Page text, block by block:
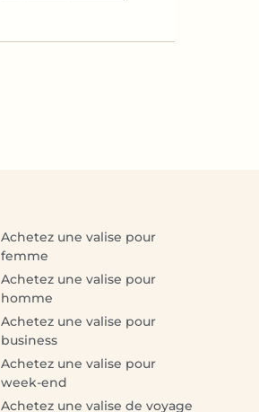
Achetez une valise pour
femme
Achetez une valise pour
homme
Achetez une valise pour
business
Achetez une valise pour
week-end
Achetez une valise de voyage